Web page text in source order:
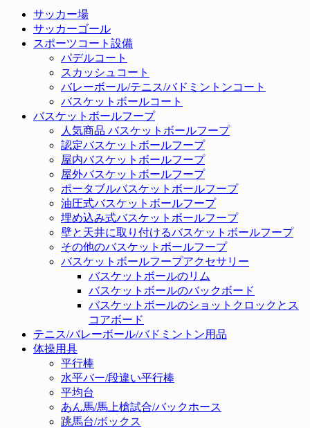
サッカー場
サッカーゴール
スポーツコート設備
パデルコート
スカッシュコート
バレーボール/テニス/バドミントンコート
バスケットボールコート
バスケットボールフープ
人気商品 バスケットボールフープ
認定バスケットボールフープ
屋内バスケットボールフープ
屋外バスケットボールフープ
ポータブルバスケットボールフープ
油圧式バスケットボールフープ
埋め込み式バスケットボールフープ
壁と天井に取り付けるバスケットボールフープ
その他のバスケットボールフープ
バスケットボールフープアクセサリー
バスケットボールのリム
バスケットボールのバックボード
バスケットボールのショットクロックとス
コアボード
テニス/バレーボール/バドミントン用品
体操用具
平行棒
水平バー/段違い平行棒
平均台
あん馬/馬上槍試合/バックホース
跳馬台/ボックス